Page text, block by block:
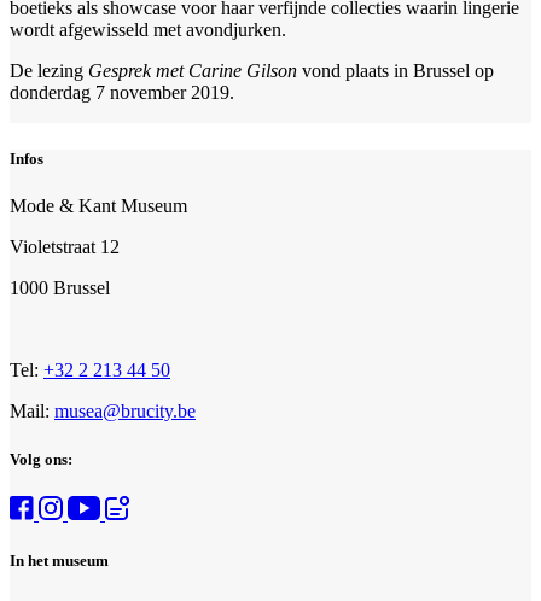
boetieks als showcase voor haar verfijnde collecties waarin lingerie
wordt afgewisseld met avondjurken.
De lezing Gesprek met Carine Gilson vond plaats in Brussel op
donderdag 7 november 2019.
Infos
Mode & Kant Museum
Violetstraat 12
1000 Brussel
Tel: +32 2 213 44 50
Mail: musea@brucity.be
Volg ons:
In het museum